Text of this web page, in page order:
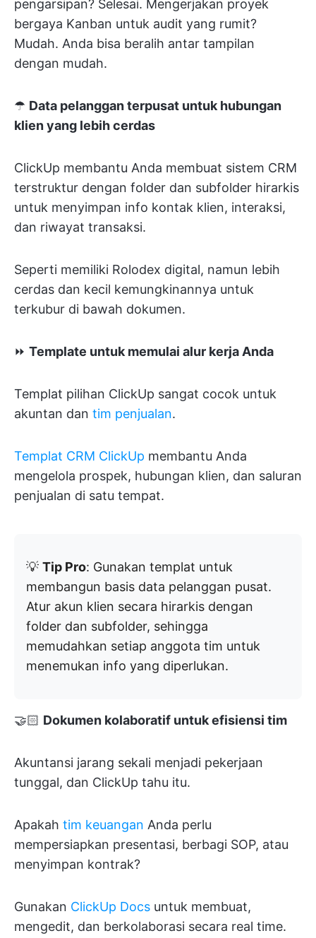
pengarsipan? Selesai. Mengerjakan proyek
bergaya Kanban untuk audit yang rumit?
Mudah. Anda bisa beralih antar tampilan
dengan mudah.
☂ Data pelanggan terpusat untuk hubungan
klien yang lebih cerdas
ClickUp membantu Anda membuat sistem CRM
terstruktur dengan folder dan subfolder hirarkis
untuk menyimpan info kontak klien, interaksi,
dan riwayat transaksi.
Seperti memiliki Rolodex digital, namun lebih
cerdas dan kecil kemungkinannya untuk
terkubur di bawah dokumen.
⏩ Template untuk memulai alur kerja Anda
Templat pilihan ClickUp sangat cocok untuk
akuntan dan tim penjualan.
Templat CRM ClickUp membantu Anda
mengelola prospek, hubungan klien, dan saluran
penjualan di satu tempat.
💡 Tip Pro: Gunakan templat untuk
membangun basis data pelanggan pusat.
Atur akun klien secara hirarkis dengan
folder dan subfolder, sehingga
memudahkan setiap anggota tim untuk
menemukan info yang diperlukan.
🤝🏻 Dokumen kolaboratif untuk efisiensi tim
Akuntansi jarang sekali menjadi pekerjaan
tunggal, dan ClickUp tahu itu.
Apakah tim keuangan Anda perlu
mempersiapkan presentasi, berbagi SOP, atau
menyimpan kontrak?
Gunakan ClickUp Docs untuk membuat,
mengedit, dan berkolaborasi secara real time.